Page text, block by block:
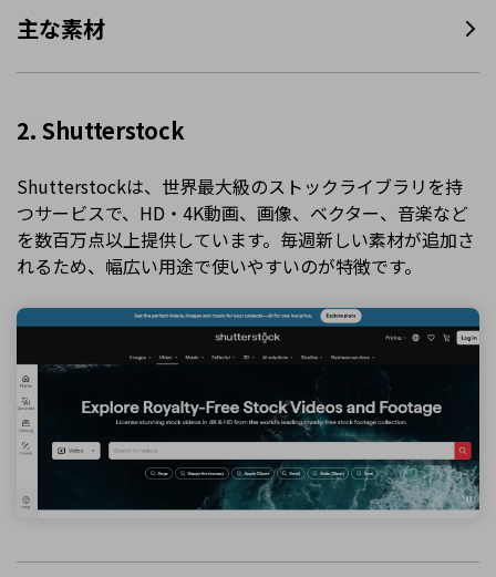
主な素材
2. Shutterstock
Shutterstockは、世界最大級のストックライブラリを持
つサービスで、HD・4K動画、画像、ベクター、音楽など
を数百万点以上提供しています。毎週新しい素材が追加さ
れるため、幅広い用途で使いやすいのが特徴です。